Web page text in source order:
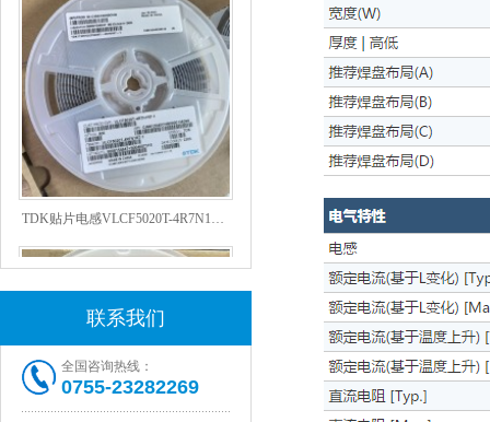
TDK贴片电感VLCF5020T-4R7N1R7-1
联系我们
全国咨询热线：
0755-23282269